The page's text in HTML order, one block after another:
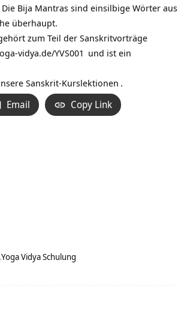
Die Bija Mantras sind einsilbige Wörter aus
überhaupt.
zum Teil der Sanskritvorträge
vidya.de/YVS001 und ist ein
Sanskrit-Kurslektionen .
Email Copy Link
Yoga Vidya Schulung